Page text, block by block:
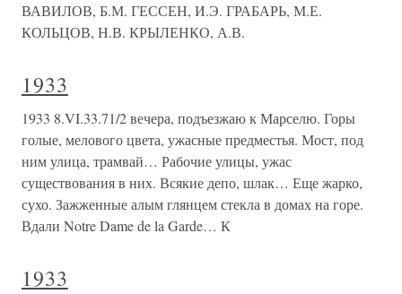
ВАВИЛОВ, Б.М. ГЕССЕН, И.Э. ГРАБАРЬ, М.Е.
КОЛЬЦОВ, Н.В. КРЫЛЕНКО, А.В.
1933
1933 8.VI.33.71/2 вечера, подъезжаю к Марселю. Горы
голые, мелового цвета, ужасные предместья. Мост, под
ним улица, трамвай… Рабочие улицы, ужас
существования в них. Всякие депо, шлак… Еще жарко,
сухо. Зажженные алым глянцем стекла в домах на горе.
Вдали Notre Dame de la Garde… К
1933